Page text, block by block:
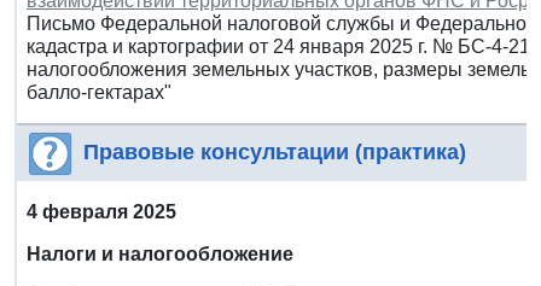
Письмо Федеральной налоговой службы и Федеральной
кадастра и картографии от 24 января 2025 г. № БС-4-
налогообложения земельных участков, размеры
балло-гектарах"
Правовые консультации (практика)
4 февраля 2025
Налоги и налогообложение